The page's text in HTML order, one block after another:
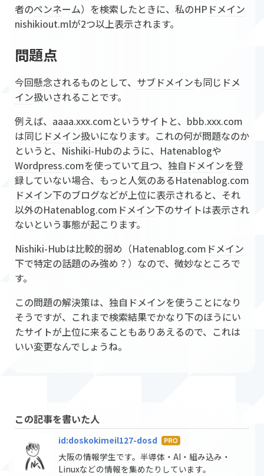
者のペンネーム）を検索したときに、私のHP ドメイン
nishikiout.mlが2つ以上表示されます。
問題点
今回懸念されるものとして、 サブドメインも同じ ドメ
イン扱いされることです。
例えば、aaaa.xxx.comというサイトと、bbb.xxx.com
は同じ ドメイン扱いになります。これの何が問題なのか
というと、Nishiki-Hubのように、Hatenablogや
Wordpress.comを使っていて且つ、 独自ドメインを登
録していない場合、もっと人気のあるHatenablog.com
ドメイン下のブログなどが上位に表示されると、それ
以外のHatenablog.com ドメイン下のサイトは表示され
ないという事態が起こります。
Nishiki-Hubは比較的弱め（Hatenablog.com ドメイン
下で特定の話題のみ強め？）なので、微妙なところで
す。
この問題の解決策は、 独自ドメインを使うことになり
そうですが、これまで検索結果でかなり下のほうにい
たサイトが上位に来ることもありあえるので、これは
いい変更なんでしょうね。
この記事を書いた人
id:doskokimeil127-dosd はて
なブ
ログ
大阪の情報学生です。半導体・AI・組み込み・
Linuxなどの情報を集めたりしています。